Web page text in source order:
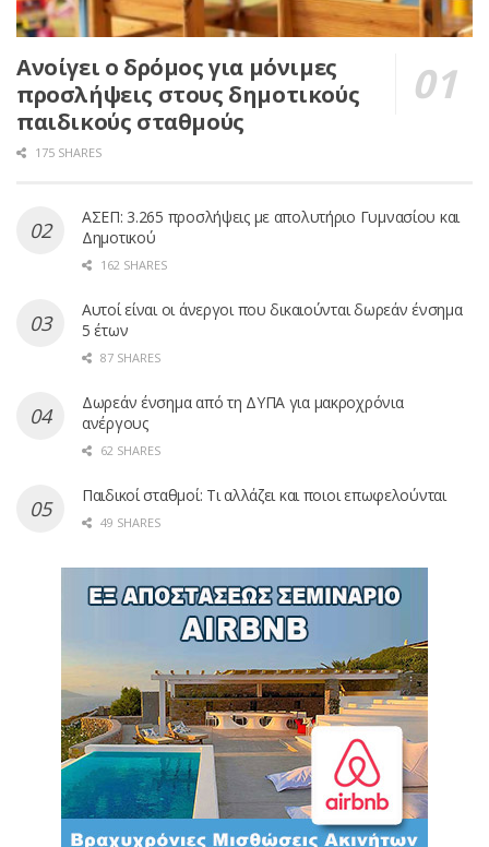
Ανοίγει ο δρόμος για μόνιμες
προσλήψεις στους δημοτικούς
παιδικούς σταθμούς
175 SHARES
ΑΣΕΠ: 3.265 προσλήψεις με απολυτήριο Γυμνασίου και
Δημοτικού
162 SHARES
Αυτοί είναι οι άνεργοι που δικαιούνται δωρεάν ένσημα
5 έτων
87 SHARES
Δωρεάν ένσημα από τη ΔΥΠΑ για μακροχρόνια
ανέργους
62 SHARES
Παιδικοί σταθμοί: Τι αλλάζει και ποιοι επωφελούνται
49 SHARES